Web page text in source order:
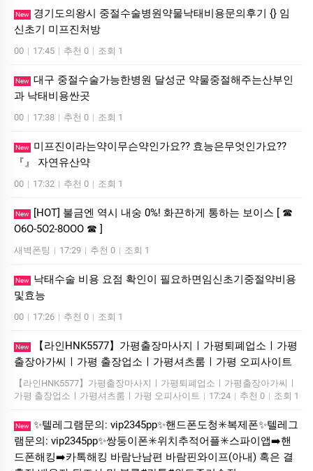
New
경기도의왕시 중절수술병원약물낙태비용문의후기 {} 임
신초기 미­프진처방
00 | 17:45 | 추천 0 | 조회 1
New 대구 중절수술가능한병원 달성군 약물중절해주는산부인
과 낙­태비용싼곳
00 | 17:38 | 추천 0 | 조회 1
New
미프진이라는약이무슨약인가요?? 효능은무엇인가요??
『』 자연유산약
00 | 17:32 | 추천 0 | 조회 1
New
[HOT] 불금엔 역시 내숭 0%! 화끈하게 통하는 보이스 [ ☎
O6O-5O2-8OOO ☎ ]
새벽폰팅 | 17:29 | 추천 0 | 조회 1
New
낙태수술 비용 요점 확인이 필요하면임신초기중절약비용
및효능
00 | 17:26 | 추천 0 | 조회 1
New
【라인HNK5577】가평출장마사지ㅣ가평퇴폐업소ㅣ가평
출장아가씨ㅣ가평 출장업소ㅣ가평셔츠룸ㅣ가평 오피사이트
【라인HNK5577】가평출장마사지ㅣ가평퇴폐업소ㅣ가평출장아가씨ㅣ
가평 출장업소ㅣ가평셔츠룸ㅣ가평 오피사이트 | 17:24 | 추천 0 | 조회 1
New ✨텔레그램문의: vip2345pp✨핸드폰도청✳️복제폰✨텔레그
램문의: vip2345pp✨쌍둥이폰✳️위치추적어플✳️스파이앱➡️핸
드폰해킹➡️카톡해킹 바람난남편 바람핀와이프(아내) 혹은 결